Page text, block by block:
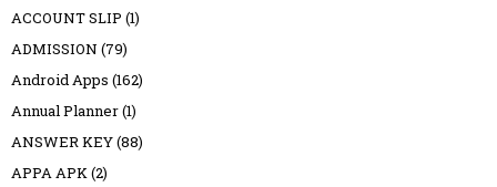
ACCOUNT SLIP (1)
ADMISSION (79)
Android Apps (162)
Annual Planner(1)
ANSWER KEY(88)
APPA APK(2)